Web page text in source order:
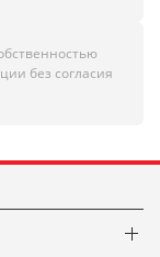
без согласия